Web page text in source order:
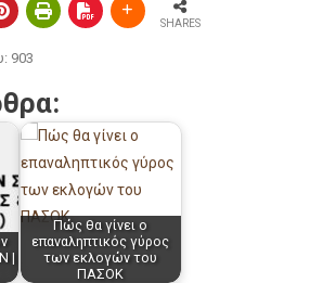
SHARES
903
|
Πώς θα γίνει ο
επαναληπτικός γύρος
των εκλογών του
ΠΑΣΟΚ